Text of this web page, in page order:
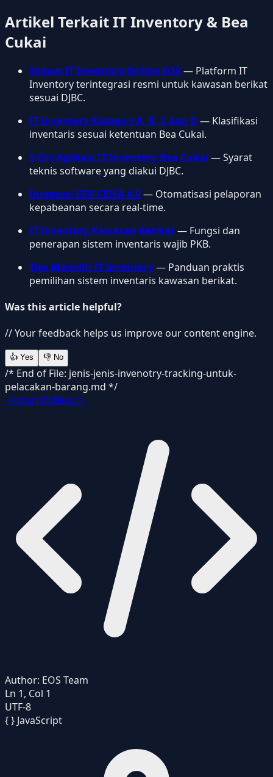
Artikel Terkait IT Inventory & Bea
Cukai
Sistem IT Inventory Online EOS— Platform IT
Inventory terintegrasi resmi untuk kawasan berikat
sesuai DJBC.
IT Inventory Kategori A, B, C dan D — Klasifikasi
inventaris sesuai ketentuan Bea Cukai.
5 Ciri Aplikasi IT Inventory Bea Cukai — Syarat
teknis software yang diakui DJBC.
Integrasi ERP CEISA 4.0— Otomatisasi pelaporan
kepabeanan secara real-time.
IT Inventory Kawasan Berikat— Fungsi dan
penerapan sistem inventaris wajib PKB.
Tips Memilih IT Inventory— Panduan praktis
pemilihan sistem inventaris kawasan berikat.
Was this article helpful?
// Your feedback helps us improve our content engine.
👍 Yes 👎 No
/* End of File: jenis-jenis-invenotry-tracking-untuk-
pelacakan-barang.md */
<ReturnToBlog />
Author: EOS Team
Ln 1, Col 1
UTF-8
{ } JavaScript